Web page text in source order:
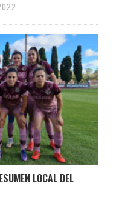
LOCAL DEL